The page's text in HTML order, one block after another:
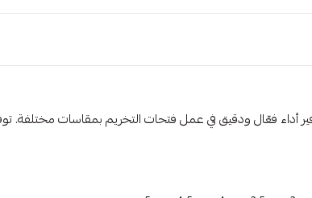
أداء فعّال ودقيق في عمل فتحات التخريم بمقاسات مختلفة.